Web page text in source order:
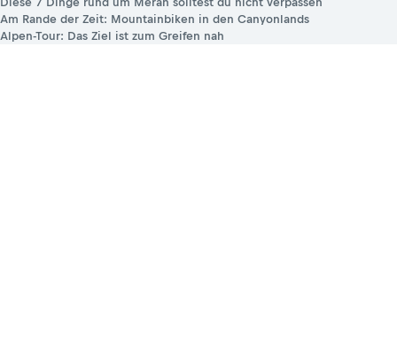
Die Gollinghütte in den Schladminger Tauern
Diese 7 Dinge rund um Meran solltest du nicht verpassen
Am Rande der Zeit: Mountainbiken in den Canyonlands